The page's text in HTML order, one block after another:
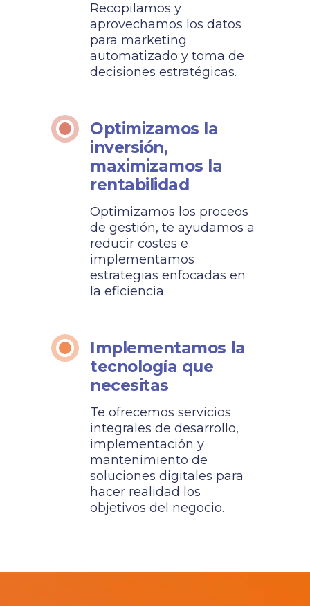
Recopilamos y
aprovechamos los datos
para marketing
automatizado y toma de
decisiones estratégicas.
Optimizamos la
inversión,
maximizamos la
rentabilidad
Optimizamos los proceos
de gestión, te ayudamos a
reducir costes e
implementamos
estrategias enfocadas en
la eficiencia.
Implementamos la
tecnología que
necesitas
Te ofrecemos servicios
integrales de desarrollo,
implementación y
mantenimiento de
soluciones digitales para
hacer realidad los
objetivos del negocio.